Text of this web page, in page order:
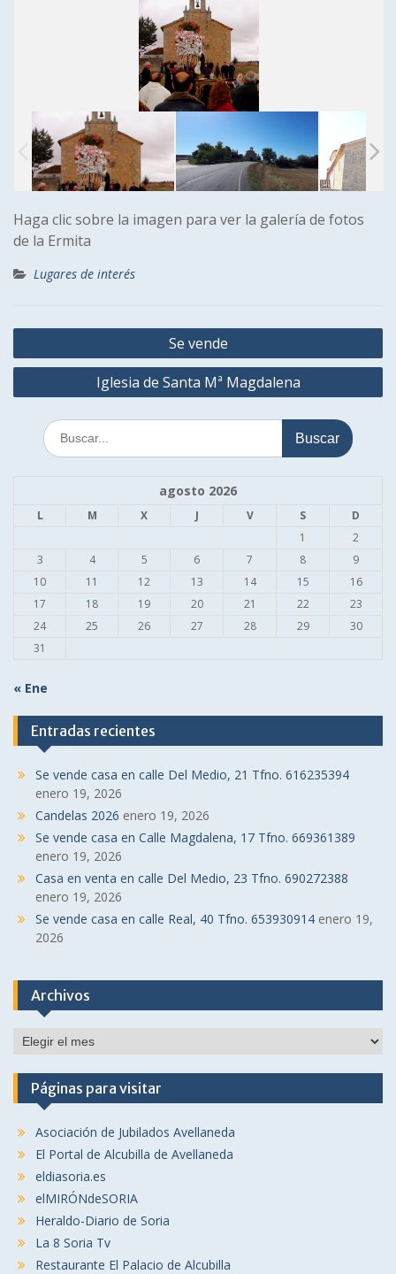
Haga clic sobre la imagen para ver la galería de fotos
de la Ermita
Lugares de interés
Navegación
de
Se vende
Iglesia de Santa Mª Magdalena
Buscar:
agosto 2026
L M X J V S
D
1
2
3
4 5 6 7 8
9
10
11 12 13 14 15
16
17
18 19 20 21 22
23
24
25 26 27 28 29
30
31
« Ene
Entradas recientes
Se vende casa en calle Del Medio, 21 Tfno. 616235394
enero 19, 2026
Candelas 2026 enero 19, 2026
Se vende casa en Calle Magdalena, 17 Tfno. 669361389
enero 19, 2026
Casa en venta en calle Del Medio, 23 Tfno. 690272388
enero 19, 2026
Se vende casa en calle Real, 40 Tfno. 653930914 enero 19,
2026
Archivos
Archivos
Páginas para visitar
Asociación de Jubilados Avellaneda
El Portal de Alcubilla de Avellaneda
eldiasoria.es
elMIRÓNdeSORIA
Heraldo-Diario de Soria
La 8 Soria Tv
Restaurante El Palacio de Alcubilla